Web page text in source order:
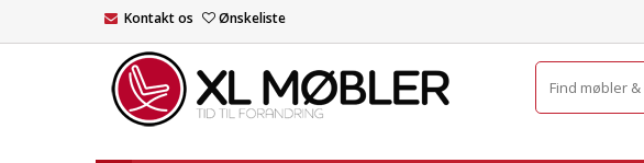
Kontakt os Ønskeliste